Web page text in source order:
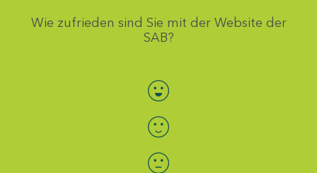
Wie zufrieden sind Sie mit der Website der
SAB?
Bewertung auswählen